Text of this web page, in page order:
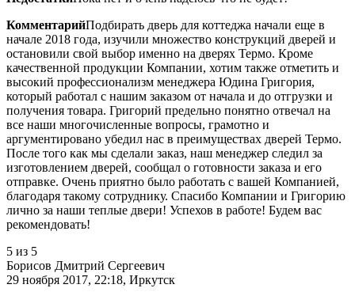
КомментарийПодбирать дверь для коттеджа начали еще в
начале 2018 года, изучили множество конструкций дверей и
остановили свой выбор именно на дверях Термо. Кроме
качественной продукции Компании, хотим также отметить и
высокий профессионализм менеджера Юдина Григория,
который работал с нашим заказом от начала и до отгрузки и
получения товара. Григорий предельно понятно отвечал на
все наши многочисленные вопросы, грамотно и
аргументировано убедил нас в преимуществах дверей Термо.
После того как мы сделали заказ, наш менеджер следил за
изготовлением дверей, сообщал о готовности заказа и его
отправке. Очень приятно было работать с вашей Компанией,
благодаря такому сотруднику. Спасибо Компании и Григорию
лично за наши теплые двери! Успехов в работе! Будем вас
рекомендовать!
5 из 5
Борисов Дмитрий Сергеевич
29 ноября 2017, 22:18, Иркутск